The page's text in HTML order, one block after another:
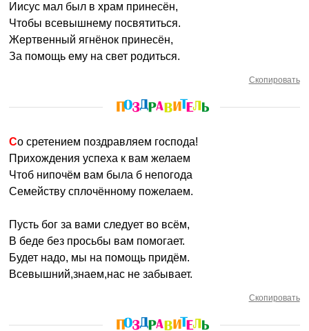
Иисус мал был в храм принесён,
Чтобы всевышнему посвятиться.
Жертвенный ягнёнок принесён,
За помощь ему на свет родиться.
Скопировать
Со сретением поздравляем господа!
Прихождения успеха к вам желаем
Чтоб нипочём вам была б непогода
Семейству сплочённому пожелаем.
Пусть бог за вами следует во всём,
В беде без просьбы вам помогает.
Будет надо, мы на помощь придём.
Всевышний,знаем,нас не забывает.
Скопировать